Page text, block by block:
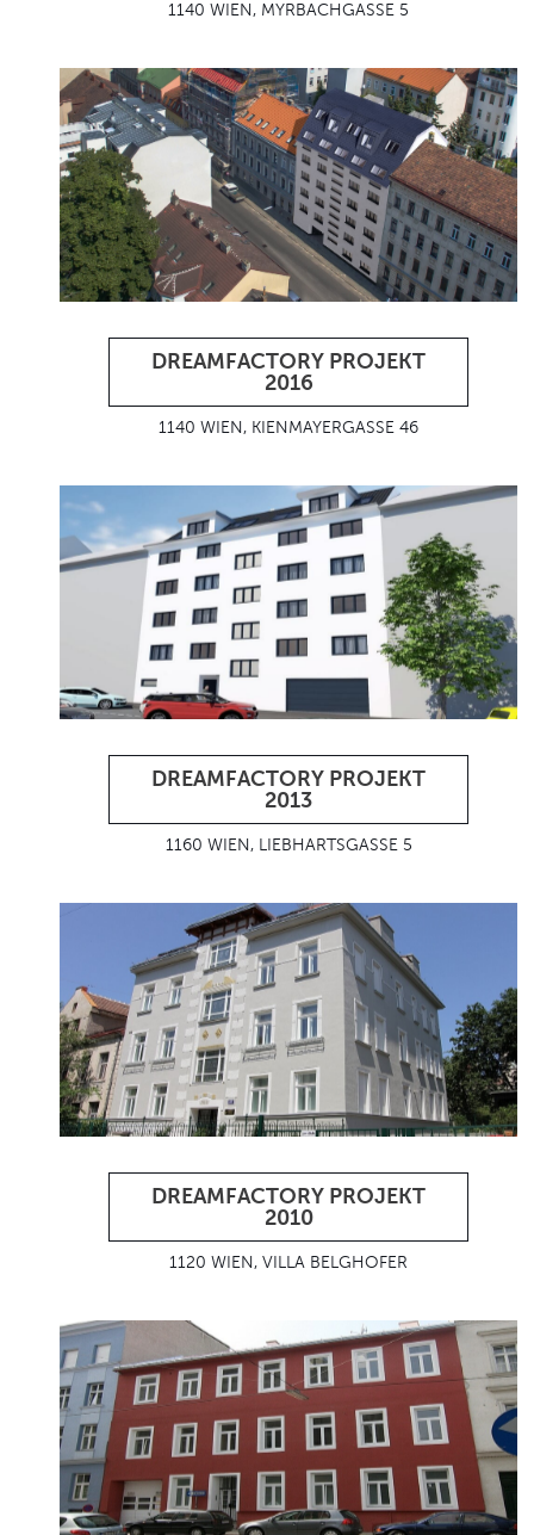
1140 WIEN, MYRBACHGASSE 5
DREAMFACTORY PROJEKT
2016
1140 WIEN, KIENMAYERGASSE 46
DREAMFACTORY PROJEKT
2013
1160 WIEN, LIEBHARTSGASSE 5
DREAMFACTORY PROJEKT
2010
1120 WIEN, VILLA BELGHOFER